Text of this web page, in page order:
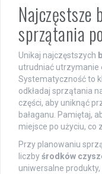
Najczęstsze
sprzątania
Unikaj najczęstszych
utrudniać utrzymanie
Systematyczność to
odkładaj sprzątania
części, aby uniknąć
bałaganu. Pamiętaj,
miejsce po użyciu, co
Przy planowaniu
liczbyśrodków
uniwersalne